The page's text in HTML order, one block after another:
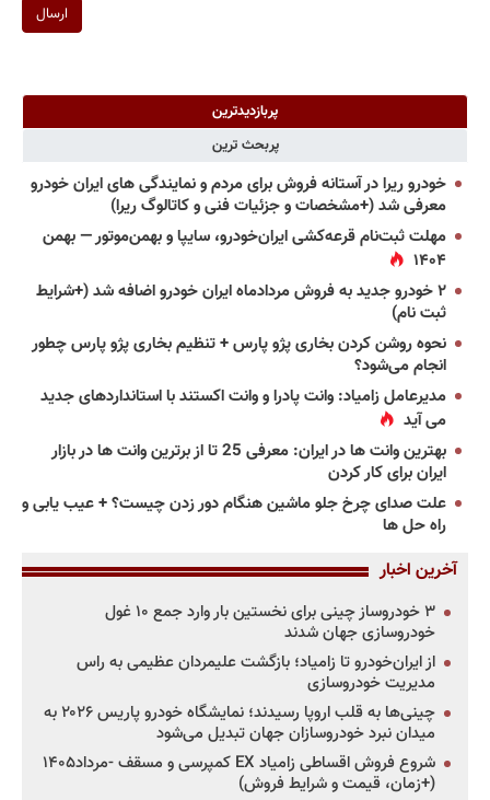
ارسال
پربازدیدترین
پربحث ترین
خودرو ریرا در آستانه فروش برای مردم و نمایندگی های ایران خودرو
معرفی شد (+مشخصات و جزئیات فنی و کاتالوگ ریرا)
مهلت ثبت‌نام قرعه‌کشی ایران‌خودرو، سایپا و بهمن‌موتور — بهمن
۱۴۰۴
۲ خودرو جدید به فروش مردادماه ایران خودرو اضافه شد (+شرایط
ثبت نام)
نحوه روشن کردن بخاری پژو پارس + تنظیم بخاری پژو پارس چطور
انجام می‌شود؟
مدیرعامل زامیاد: وانت پادرا و وانت اکستند با استانداردهای جدید
می آید
بهترین وانت ها در ایران: معرفی 25 تا از برترین وانت ها در بازار
ایران برای کار کردن
علت صدای چرخ جلو ماشین هنگام دور زدن چیست؟ + عیب یابی و
راه حل ها
آخرین اخبار
۳ خودروساز چینی برای نخستین بار وارد جمع ۱۰ غول
خودروسازی جهان شدند
از ایران‌خودرو تا زامیاد؛ بازگشت علیمردان عظیمی به راس
مدیریت خودروسازی
چینی‌ها به قلب اروپا رسیدند؛ نمایشگاه خودرو پاریس ۲۰۲۶ به
میدان نبرد خودروسازان جهان تبدیل می‌شود
شروع فروش اقساطی زامیاد EX کمپرسی و مسقف -مرداد۱۴۰۵
(+زمان، قیمت و شرایط فروش)